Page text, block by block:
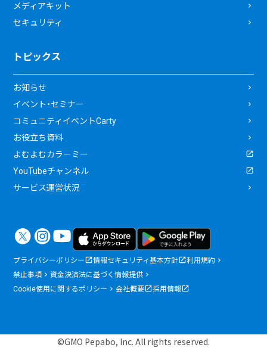
メディアキット
セキュリティ
トピックス
お知らせ
イベント・セミナー
コミュニティイベントCarty
お役立ち資料
よむよむカラーミー
YouTubeチャンネル
サービス運営状況
プライバシーポリシー 情報セキュリティ基本方針
利用規約
禁止事項
資金決済法に基づく情報提供
Cookie使用に関するポリシー
会社概要 採用情報
©GMO Pepabo, Inc. All rights reserved.